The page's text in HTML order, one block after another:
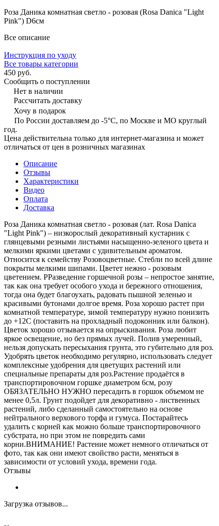
Роза Даника комнатная светло - розовая (Rosa Danica "Light
Pink") D6см
Все описание
Инструкция по уходу
Все товары категории
450 руб.
Сообщить о поступлении
Нет в наличии
Рассчитать доставку
Хочу в подарок
По России доставляем до -5°C, по Москве и МО круглый
год.
Цена действительна только для интернет-магазина и может
отличаться от цен в розничных магазинах
Описание
Отзывы
Характеристики
Видео
Оплата
Доставка
Роза Даника комнатная светло - розовая (лат. Rosa Danica
"Light Pink") – низкорослый декоративный кустарник с
глянцевыми резными листьями насыщенно-зеленого цвета и
мелкими яркими цветами с удивительным ароматом.
Относится к семейству Розовоцветные. Стебли по всей длине
покрыты мелкими шипами. Цветет нежно - розовым
цветением. РРазведение горшечной розы – непростое занятие,
так как она требует особого ухода и бережного отношения,
тогда она будет благоухать, радовать пышной зеленью и
красивыми бутонами долгое время. Роза хорошо растет при
комнатной температуре, зимой температуру нужно понизить
до +12С (поставить на прохладный подоконник или балкон).
Цветок хорошо отзывается на опрыскивания. Роза любит
яркое освещение, но без прямых лучей. Полив умеренный,
нельзя допускать пересыхания грунта, это губительно для роз.
Удобрять цветок необходимо регулярно, использовать следует
комплексные удобрения для цветущих растений или
специальные препараты для роз.Растение продаётся в
транспортировочном горшке диаметром 6см, розу
ОБЯЗАТЕЛЬНО НУЖНО пересадить в горшок объемом не
менее 0,5л. Грунт подойдет для декоративно - лиственных
растений, либо сделанный самостоятельно на основе
нейтрального верхового торфа и гумуса. Постарайтесь
удалить с корней как можно больше транспортировочного
субстрата, но при этом не повредить сами
корни.ВНИМАНИЕ! Растение может немного отличаться от
фото, так как они имеют свойство расти, меняться в
зависимости от условий ухода, времени года.
Отзывы
Загрузка отзывов...